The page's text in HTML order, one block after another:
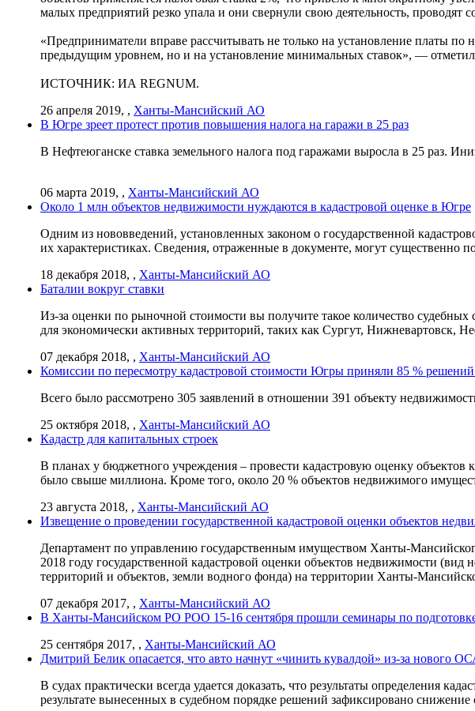
малых предприятий резко упала и они свернули свою деятельность, проводят
«Предприниматели вправе рассчитывать не только на установление платы
предыдущим уровнем, но и на установление минимальных ставок», —
ИСТОЧНИК: ИА REGNUM.
26 апреля 2019, , Ханты-Мансийский АО
В Югре зреет протест против повышения налога на гаражи в 25 раз
В Нефтеюганске ставка земельного налога под гаражами выросла в 25 раз.
06 марта 2019, , Ханты-Мансийский АО
Около 1 млн объектов недвижимости нуждаются в кадастровой оценке в Югре
Одним из нововведений, установленных законом о государственной
их характеристиках. Сведения, отраженные в документе, могут существенно
18 декабря 2018, , Ханты-Мансийский АО
Баталии вокруг ставки
Из-за оценки по рыночной стоимости вы получите такое количество
для экономически активных территорий, таких как Сургут, Нижневартовск,
07 декабря 2018, , Ханты-Мансийский АО
Комиссии по пересмотру кадастровой стоимости Югры приняли 85 % решений
Всего было рассмотрено 305 заявлений в отношении 391 объекту
25 октября 2018, , Ханты-Мансийский АО
Кадастр для капитальных строек
В планах у бюджетного учреждения – провести кадастровую оценку
было свыше миллиона. Кроме того, около 20 % объектов недвижимого
23 августа 2018, , Ханты-Мансийский АО
Извещение о проведении государственной кадастровой оценки объектов
Департамент по управлению государственным имуществом Ханты-
2018 году государственной кадастровой оценки объектов недвижимости
территорий и объектов, земли водного фонда) на территории Ханты-
07 декабря 2017, , Ханты-Мансийский АО
В Ханты-Мансийском РО РОО 15-16 сентября прошли семинары по подготовке
25 сентября 2017, , Ханты-Мансийский АО
Дмитрий Белик опасается, что авто начнут «чинить кувалдой» из-за нового
В судах практически всегда удается доказать, что результаты определения
результате вынесенных в судебном порядке решений зафиксировано